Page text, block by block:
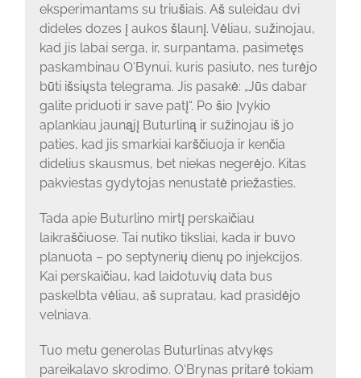
eksperimantams su triušiais. Aš suleidau dvi
dideles dozes į aukos šlaunį. Vėliau, sužinojau,
kad jis labai serga, ir, surpantama, pasimetęs
paskambinau O‘Bynui, kuris pasiuto, nes turėjo
būti išsiųsta telegrama. Jis pasakė: „Jūs dabar
galite priduoti ir save patį“. Po šio įvykio
aplankiau jaunąjį Buturliną ir sužinojau iš jo
paties, kad jis smarkiai karščiuoja ir kenčia
didelius skausmus, bet niekas negerėjo. Kitas
pakviestas gydytojas nenustatė priežasties.
Tada apie Buturlino mirtį perskaičiau
laikraščiuose. Tai nutiko tiksliai, kada ir buvo
planuota – po septynerių dienų po injekcijos.
Kai perskaičiau, kad laidotuvių data bus
paskelbta vėliau, aš supratau, kad prasidėjo
velniava.
Tuo metu generolas Buturlinas atvykęs
pareikalavo skrodimo. O‘Brynas pritarė tokiam